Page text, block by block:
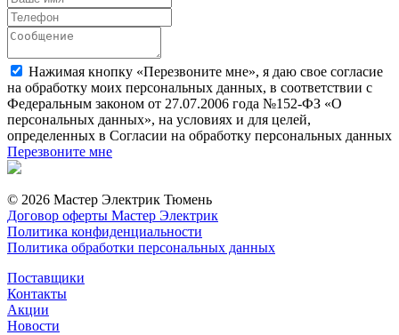
Нажимая кнопку «Перезвоните мне», я даю свое согласие
на обработку моих персональных данных, в соответствии с
Федеральным законом от 27.07.2006 года №152-ФЗ «О
персональных данных», на условиях и для целей,
определенных в Согласии на обработку персональных данных
Перезвоните мне
© 2026 Мастер Электрик Тюмень
Договор оферты Мастер Электрик
Политика конфиденциальности
Политика обработки персональных данных
Поставщики
Контакты
Акции
Новости